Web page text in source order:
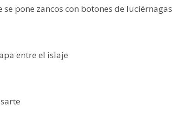
se pone zancos con botones de luciérnagas
entre el islaje